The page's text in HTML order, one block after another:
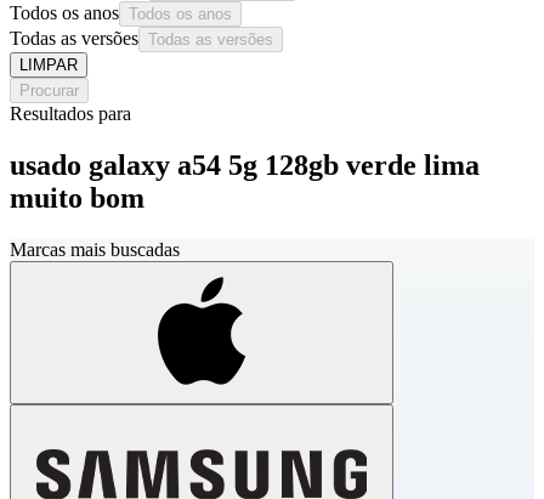
Todos os anos Todos os anos
Todas as versões Todas as versões
LIMPAR
Procurar
Resultados para
usado galaxy a54 5g 128gb verde lima
muito bom
Marcas mais buscadas